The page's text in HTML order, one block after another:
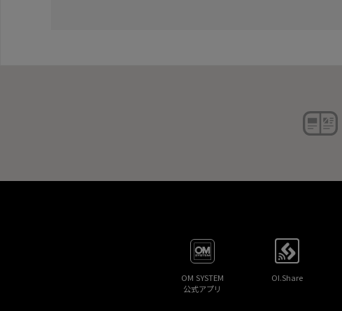
OM SYSTEM
公式アプリ
OI.Share